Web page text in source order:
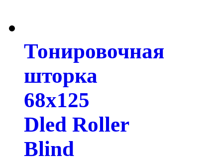
Тонировочная
шторка
68х125
Dled Roller
Blind